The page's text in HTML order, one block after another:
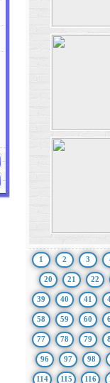
1 2 3
20 21 22
39 40 41
58 59 60
77 78 79
96 97 98
114 115 116